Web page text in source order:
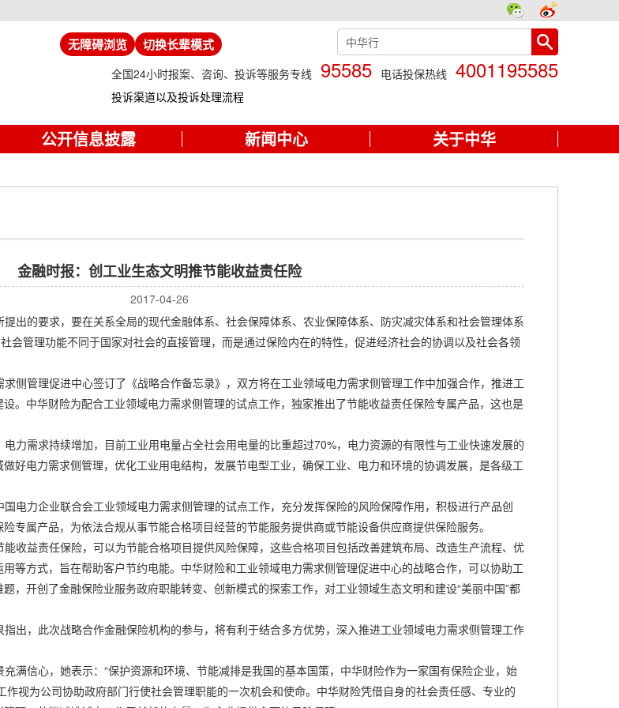
无障碍浏览 切换长辈模式
全国24小时报案、咨询、投诉等服务专线 95585 电话投保热线 4001195585
投诉渠道以及投诉处理流程
公开信息披露 新闻中心 关于中华
金融时报：创工业生态文明推节能收益责任险
2017-04-26
的要求，要在关系全局的现代金融体系、社会保障体系、农业保障体系、防灾减灾体系和社会管理体系
会管理功能不同于国家对社会的直接管理，而是通过保险内在的特性，促进经济社会的协调以及社会各领
管理促进中心签订了《战略合作备忘录》，双方将在工业领域电力需求侧管理工作中加强合作，推进工
。中华财险为配合工业领域电力需求侧管理的试点工作，独家推出了节能收益责任保险专属产品，这也是
需求持续增加，目前工业用电量占全社会用电量的比重超过70%，电力资源的有限性与工业快速发展的
好电力需求侧管理，优化工业用电结构，发展节电型工业，确保工业、电力和环境的协调发展，是各级工
力企业联合会工业领域电力需求侧管理的试点工作，充分发挥保险的风险保障作用，积极进行产品创
专属产品，为依法合规从事节能合格项目经营的节能服务提供商或节能设备供应商提供保险服务。
益责任保险，可以为节能合格项目提供风险保障，这些合格项目包括改善建筑布局、改造生产流程、优
等方式，旨在帮助客户节约电能。中华财险和工业领域电力需求侧管理促进中心的战略合作，可以协助工
，开创了金融保险业服务政府职能转变、创新模式的探索工作，对工业领域生态文明和建设“美丽中国”都
，此次战略合作金融保险机构的参与，将有利于结合多方优势，深入推进工业领域电力需求侧管理工作
信心，她表示：“保护资源和环境、节能减排是我国的基本国策，中华财险作为一家国有保险企业，始
视为公司协助政府部门行使社会管理职能的一次机会和使命。中华财险凭借自身的社会责任感、专业的